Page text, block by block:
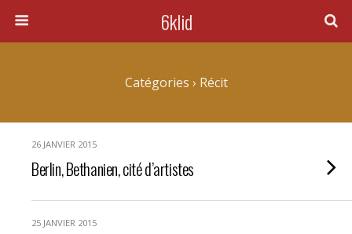
6klid
Catégories › Récit
26 JANVIER 2015
Berlin, Bethanien, cité d’artistes
25 JANVIER 2015